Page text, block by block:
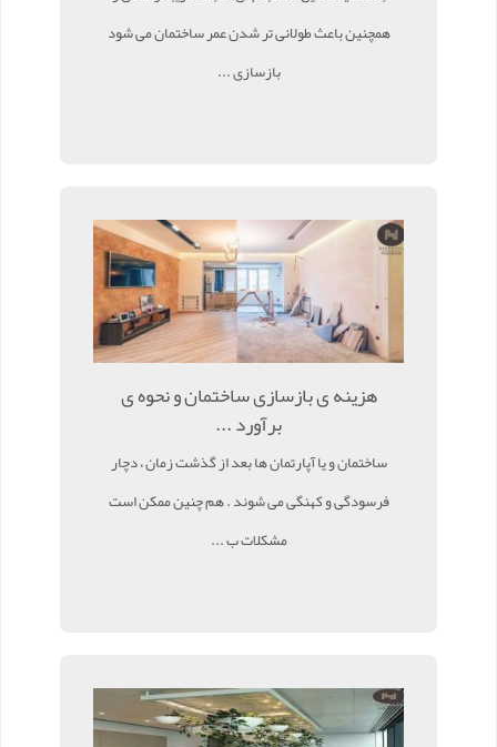
همچنین باعث طولانی تر شدن عمر ساختمان می شود
بازسازی ...
هزینه ی بازسازی ساختمان و نحوه ی
برآورد ...
ساختمان و یا آپارتمان ها بعد از گذشت زمان ، دچار
فرسودگی و کهنگی می شوند . هم چنین ممکن است
مشکلات ب ...